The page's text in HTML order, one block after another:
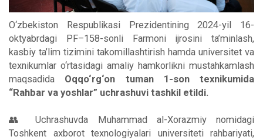
O‘zbekiston Respublikasi Prezidentining 2024-yil 16-
oktyabrdagi PF–158-sonli Farmoni ijrosini ta’minlash,
kasbiy ta’lim tizimini takomillashtirish hamda universitet va
texnikumlar o‘rtasidagi amaliy hamkorlikni mustahkamlash
maqsadida Oqqo‘rg‘on tuman 1-son texnikumida
“Rahbar va yoshlar” uchrashuvi tashkil etildi.
👥 Uchrashuvda Muhammad al-Xorazmiy nomidagi
Toshkent axborot texnologiyalari universiteti rahbariyati,